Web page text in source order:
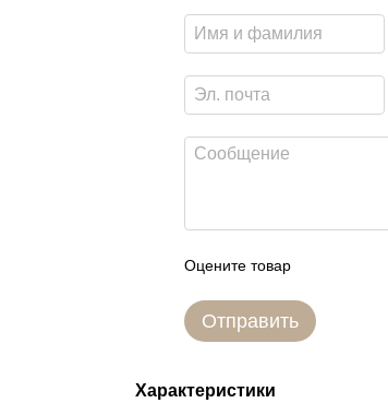
Оцените товар
Отправить
Характеристики